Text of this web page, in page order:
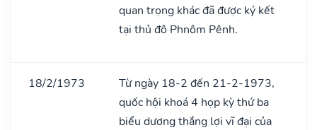
quan trọng khác đã được ký kết
tại thủ đô Phnôm Pênh.
18/2/1973
Từ ngày 18-2 đến 21-2-1973,
quốc hội khoá 4 họp kỳ thứ ba
biểu dương thắng lợi vĩ đại của